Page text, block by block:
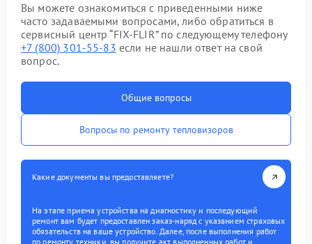
Вы можете ознакомиться с приведенными ниже
часто задаваемыми вопросами, либо обратиться в
сервисный центр “FIX-FLIR” по следующему телефону
+7 (800) 301-55-83 если не нашли ответ на свой
вопрос.
Общие вопросы
Вопросы по ремонту тепловизоров
Какие документы вы предоставляете?
На этапе приема устройства на диагностику и последующий
ремонт вам будет предоставлен заказ-наряд с указанием страховых
обязательств на ваше устройство. Далее, после выполнения работ
по ремонту техники, вы получите акт выполненных работ и